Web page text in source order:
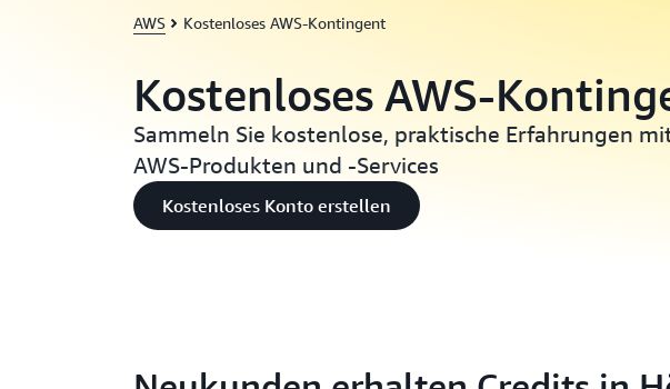
AWS Kostenloses AWS-Kontingent
Kostenloses AWS-
Sammeln Sie kostenlose, praktische Erfahrungen
AWS-Produkten und -Services
Kostenloses Konto erstellen